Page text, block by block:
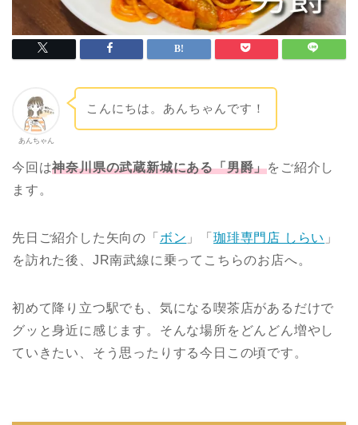
あんちゃん
こんにちは。あんちゃんです！
今回は神奈川県の武蔵新城にある「男爵」をご紹介し
ます。
先日ご紹介した矢向の「 ボン 」「珈琲専門店 しらい 」
を訪れた後、JR南武線に乗ってこちらのお店へ。
初めて降り立つ駅でも、気になる喫茶店があるだけで
グッと身近に感じます。そんな場所をどんどん増やし
ていきたい、そう思ったりする今日この頃です。